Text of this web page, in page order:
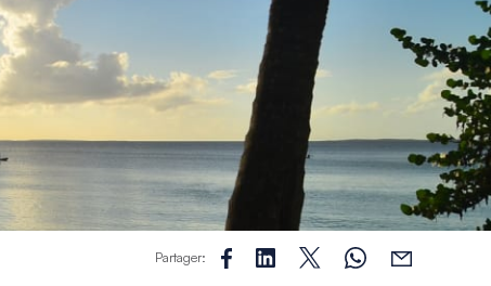
Partager: